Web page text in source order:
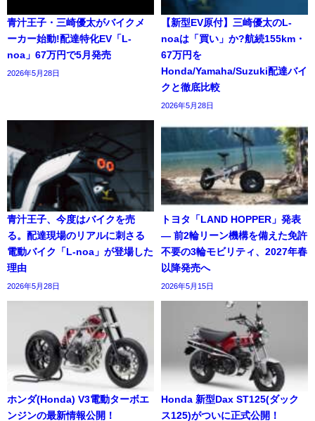
青汁王子・三崎優太がバイクメ
ーカー始動!配達特化EV「L-
noa」67万円で5月発売
2026年5月28日
【新型EV原付】三崎優太のL-
noaは「買い」か?航続155km・
67万円を
Honda/Yamaha/Suzuki配達バイ
クと徹底比較
2026年5月28日
青汁王子、今度はバイクを売
る。配達現場のリアルに刺さる
電動バイク「L-noa」が登場した
理由
2026年5月28日
トヨタ「LAND HOPPER」発表
― 前2輪リーン機構を備えた免許
不要の3輪モビリティ、2027年春
以降発売へ
2026年5月15日
ホンダ(Honda) V3電動ターボエ
ンジンの最新情報公開！
Honda 新型Dax ST125(ダック
ス125)がついに正式公開！